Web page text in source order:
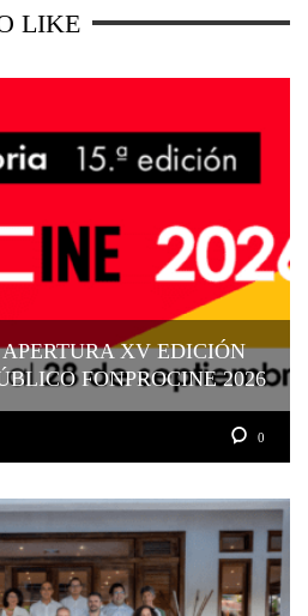
LIKE
XV EDICIÓN
FONPROCINE 2026
0